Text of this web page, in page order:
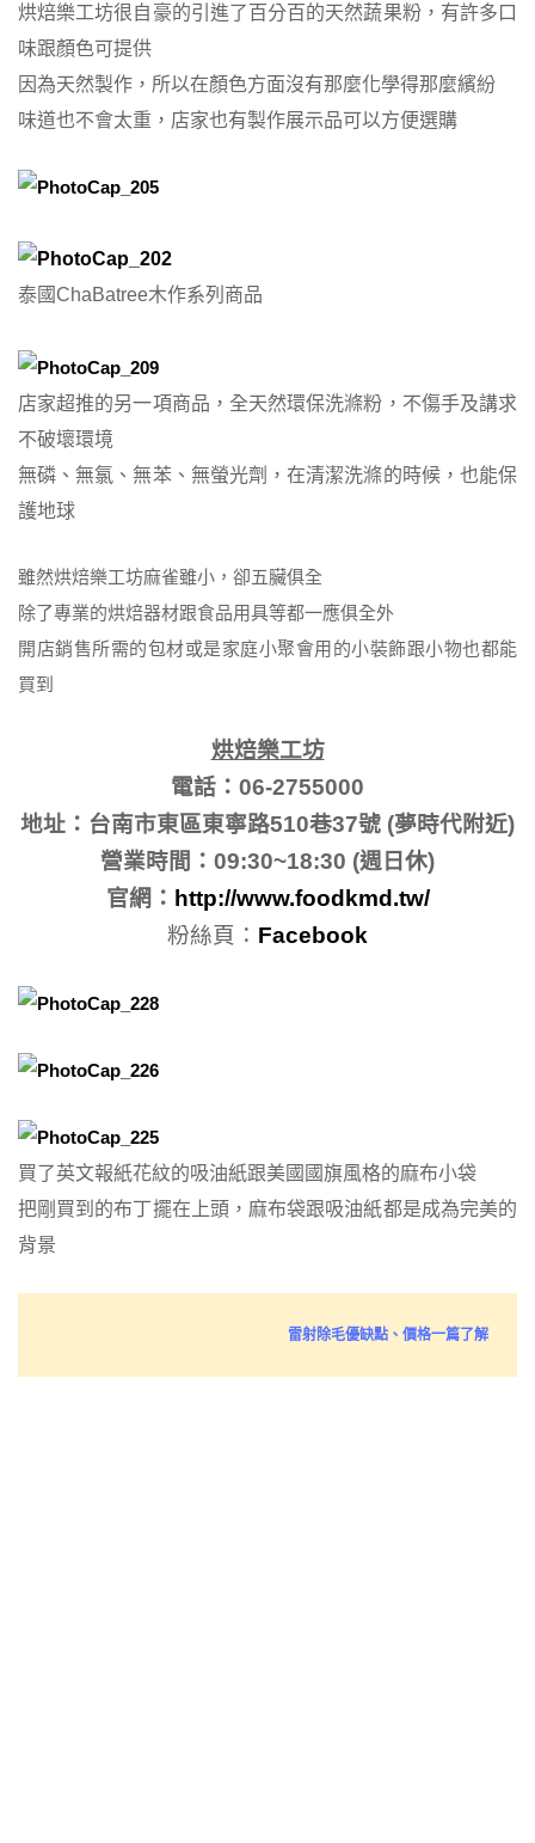
烘焙樂工坊很自豪的引進了百分百的天然蔬果粉，有許多口
味跟顏色可提供
因為天然製作，所以在顏色方面沒有那麼化學得那麼繽紛
味道也不會太重，店家也有製作展示品可以方便選購
泰國ChaBatree木作系列商品
店家超推的另一項商品，全天然環保洗滌粉，不傷手及講求
不破壞環境
無磷、無氯、無苯、無螢光劑，在清潔洗滌的時候，也能保
護地球
雖然烘焙樂工坊麻雀雖小，卻五臟俱全
除了專業的烘焙器材跟食品用具等都一應俱全外
開店銷售所需的包材或是家庭小聚會用的小裝飾跟小物也都能
買到
烘焙樂工坊
電話：06-2755000
地址：台南市東區東寧路510巷37號 (夢時代附近)
營業時間：09:30~18:30 (週日休)
官網： http://www.foodkmd.tw/
粉絲頁： Facebook
買了英文報紙花紋的吸油紙跟美國國旗風格的麻布小袋
把剛買到的布丁擺在上頭，麻布袋跟吸油紙都是成為完美的
背景
雷射除毛優缺點、價格一篇了解